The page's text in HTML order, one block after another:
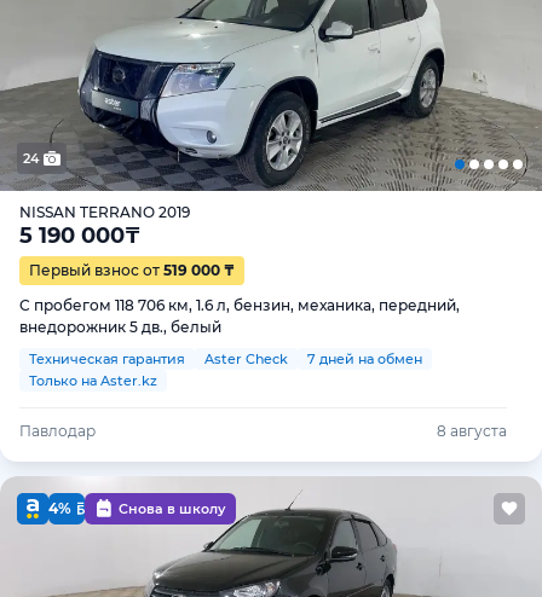
24
NISSAN TERRANO 2019
5 190 000₸
Первый взнос от 519 000 ₸
С пробегом 118 706 км, 1.6 л, бензин, механика, передний,
внедорожник 5 дв., белый
Техническая гарантия Aster Check
7 дней на обмен
Только на Aster.kz
Павлодар 8 августа
4% Снова в школу